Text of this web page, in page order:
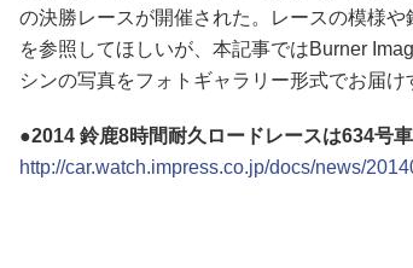
の決勝レースが開催された。レースの模様
を参照してほしいが、本記事ではBurner
シンの写真をフォトギャラリー形式でお届け
●2014 鈴鹿8時間耐久ロードレースは634号
http://car.watch.impress.co.jp/docs/news/